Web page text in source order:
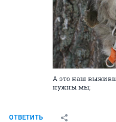
А это наш
нужны мы;
ОТВЕТИТЬ